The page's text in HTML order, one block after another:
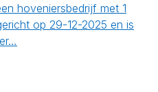
hoveniersbedrijf met 1
op 29-12-2025 en is